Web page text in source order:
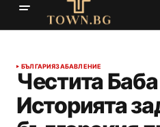
БЪЛГАРИЯЗАБАВЛЕНИЕ
Честита
Историята